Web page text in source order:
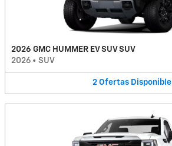
2026 GMC HUMMER EV SUV SUV
2026 • SUV
2 Ofertas Disponible